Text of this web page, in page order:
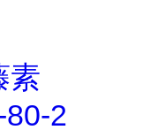
素
2